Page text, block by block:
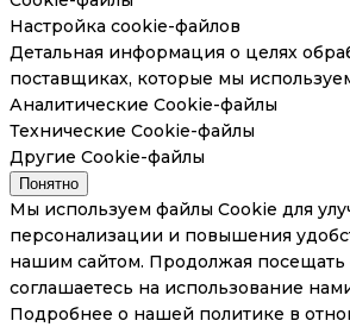
Настройка cookie-файлов
Детальная информация о целях
поставщиках, которые мы
Аналитические Cookie-файлы
Технические Cookie-файлы
Другие Cookie-файлы
Понятно
Мы используем файлы Cookie для
персонализации и повышения
нашим сайтом. Продолжая посещать
соглашаетесь на использование
Подробнее о нашей политике в